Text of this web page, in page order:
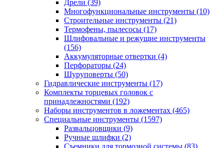
Дрели (39)
Многофункциональные инструменты (10)
Строительные инструменты (21)
Термофены, пылесосы (17)
Шлифовальные и режущие инструменты
(156)
Аккумуляторные отвертки (4)
Перфораторы (24)
Шуруповерты (50)
Гидравлические инструменты (17)
Комплекты торцевых головок с
принадлежностями (192)
Наборы инструментов в ложементах (465)
Специальные инструменты (1597)
Развальцовщики (9)
Ручные шлифки (2)
Съемники для тормозной системы (83)